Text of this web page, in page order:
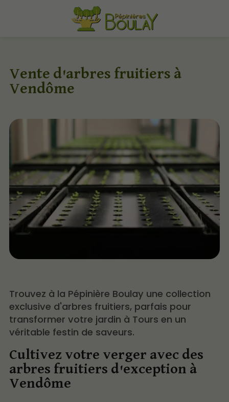
Vente d'arbres fruitiers à
Vendôme
Trouvez à la Pépinière Boulay une collection
exclusive d'arbres fruitiers, parfais pour
transformer votre jardin à Tours en un
véritable festin de saveurs.
Cultivez votre verger avec des
arbres fruitiers d'exception à
Vendôme